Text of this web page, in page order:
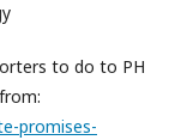
to do to PH
promises-